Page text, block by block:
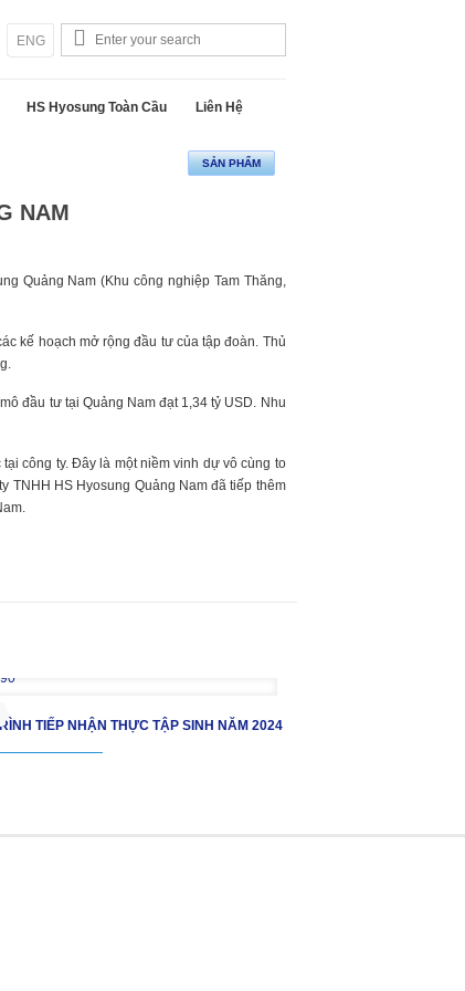
HS Hyosung Toàn Cầu Liên Hệ
Việt
ENG
NAM
Quảng Nam (Khu công nghiệp Tam Thăng,
kế hoạch mở rộng đầu tư của tập đoàn. Thủ
đầu tư tại Quảng Nam đạt 1,34 tỷ USD. Nhu
công ty. Đây là một niềm vinh dự vô cùng to
TNHH HS Hyosung Quảng Nam đã tiếp thêm
TIẾP NHẬN THỰC TẬP SINH NĂM 2024